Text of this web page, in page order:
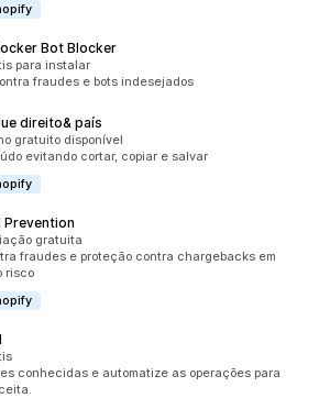
Bot Blocker
todo
para instalar
fraudes e bots indesejados
direito& país
todo
gratuito disponível
evitando cortar, copiar e salvar
Prevention
todogratuita
fraudes e proteção contra chargebacks em
risco
todo
conhecidas e automatize as operações para